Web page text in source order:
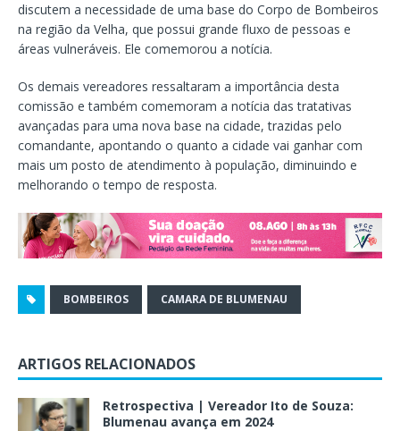
discutem a necessidade de uma base do Corpo de Bombeiros
na região da Velha, que possui grande fluxo de pessoas e
áreas vulneráveis. Ele comemorou a notícia.
Os demais vereadores ressaltaram a importância desta
comissão e também comemoram a notícia das tratativas
avançadas para uma nova base na cidade, trazidas pelo
comandante, apontando o quanto a cidade vai ganhar com
mais um posto de atendimento à população, diminuindo e
melhorando o tempo de resposta.
BOMBEIROS CAMARA DE BLUMENAU
ARTIGOS RELACIONADOS
Retrospectiva | Vereador Ito de Souza:
Blumenau avança em 2024